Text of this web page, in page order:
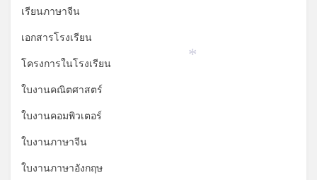
เรียนภาษาจีน
เอกสารโรงเรียน
โครงการในโรงเรียน
ใบงานคณิตศาสตร์
ใบงานคอมพิวเตอร์
ใบงานภาษาจีน
ใบงานภาษาอังกฤษ